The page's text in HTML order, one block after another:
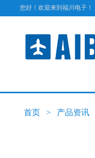
您好！欢迎来到福川电子！
首页 > 产品资讯